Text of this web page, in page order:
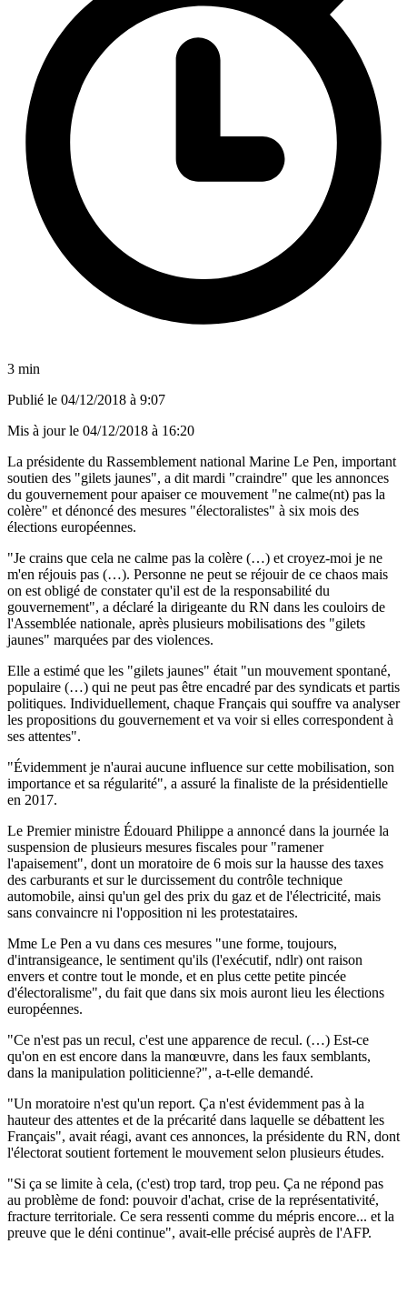
3 min
Publié le 04/12/2018 à 9:07
Mis à jour le 04/12/2018 à 16:20
La présidente du Rassemblement national Marine Le Pen, important
soutien des "gilets jaunes", a dit mardi "craindre" que les annonces
du gouvernement pour apaiser ce mouvement "ne calme(nt) pas la
colère" et dénoncé des mesures "électoralistes" à six mois des
élections européennes.
"Je crains que cela ne calme pas la colère (…) et croyez-moi je ne
m'en réjouis pas (…). Personne ne peut se réjouir de ce chaos mais
on est obligé de constater qu'il est de la responsabilité du
gouvernement", a déclaré la dirigeante du RN dans les couloirs de
l'Assemblée nationale, après plusieurs mobilisations des "gilets
jaunes" marquées par des violences.
Elle a estimé que les "gilets jaunes" était "un mouvement spontané,
populaire (…) qui ne peut pas être encadré par des syndicats et partis
politiques. Individuellement, chaque Français qui souffre va analyser
les propositions du gouvernement et va voir si elles correspondent à
ses attentes".
"Évidemment je n'aurai aucune influence sur cette mobilisation, son
importance et sa régularité", a assuré la finaliste de la présidentielle
en 2017.
Le Premier ministre Édouard Philippe a annoncé dans la journée la
suspension de plusieurs mesures fiscales pour "ramener
l'apaisement", dont un moratoire de 6 mois sur la hausse des taxes
des carburants et sur le durcissement du contrôle technique
automobile, ainsi qu'un gel des prix du gaz et de l'électricité, mais
sans convaincre ni l'opposition ni les protestataires.
Mme Le Pen a vu dans ces mesures "une forme, toujours,
d'intransigeance, le sentiment qu'ils (l'exécutif, ndlr) ont raison
envers et contre tout le monde, et en plus cette petite pincée
d'électoralisme", du fait que dans six mois auront lieu les élections
européennes.
"Ce n'est pas un recul, c'est une apparence de recul. (…) Est-ce
qu'on en est encore dans la manœuvre, dans les faux semblants,
dans la manipulation politicienne?", a-t-elle demandé.
"Un moratoire n'est qu'un report. Ça n'est évidemment pas à la
hauteur des attentes et de la précarité dans laquelle se débattent les
Français", avait réagi, avant ces annonces, la présidente du RN, dont
l'électorat soutient fortement le mouvement selon plusieurs études.
"Si ça se limite à cela, (c'est) trop tard, trop peu. Ça ne répond pas
au problème de fond: pouvoir d'achat, crise de la représentativité,
fracture territoriale. Ce sera ressenti comme du mépris encore... et la
preuve que le déni continue", avait-elle précisé auprès de l'AFP.